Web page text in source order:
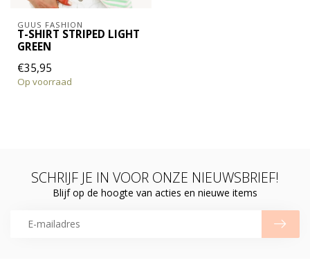
GUUS FASHION
T-SHIRT STRIPED LIGHT
GREEN
€35,95
Op voorraad
SCHRIJF JE IN VOOR ONZE NIEUWSBRIEF!
Blijf op de hoogte van acties en nieuwe items